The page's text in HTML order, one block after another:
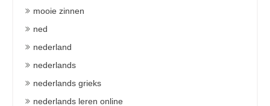
mooie zinnen
ned
nederland
nederlands
nederlands grieks
nederlands leren online